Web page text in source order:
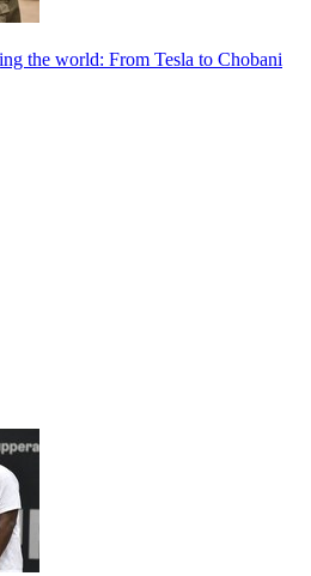
the world: From Tesla to Chobani